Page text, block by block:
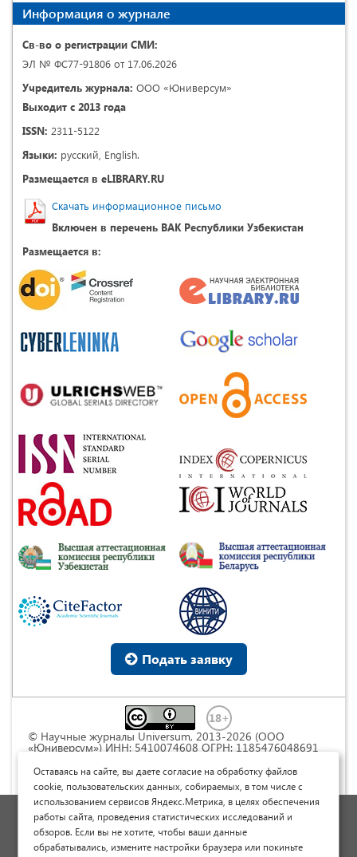
Информация о журнале
Св-во о регистрации СМИ:
ЭЛ № ФС77-91806 от 17.06.2026
Учредитель журнала: ООО «Юниверсум»
Выходит с 2013 года
ISSN: 2311-5122
Языки: русский, English.
Размещается в eLIBRARY.RU
Скачать информационное письмо
Включен в перечень ВАК Республики Узбекистан
Размещается в:
Подать заявку
© Научные журналы Universum, 2013-2026 (ООО
«Юниверсум») ИНН: 5410074608 ОГРН: 1185476048691
Commons « Attribution» («Атрибуция») 4.0
Непортированная
Политика обработки персональных данных
Договор оферты
Оставаясь на сайте, вы даете согласие на обработку файлов
cookie, пользовательских данных, собираемых, в том числе с
использованием сервисов Яндекс.Метрика, в целях обеспечения
работы сайта, проведения статистических исследований и
обзоров. Если вы не хотите, чтобы ваши данные
обрабатывались, измените настройки браузера или покиньте